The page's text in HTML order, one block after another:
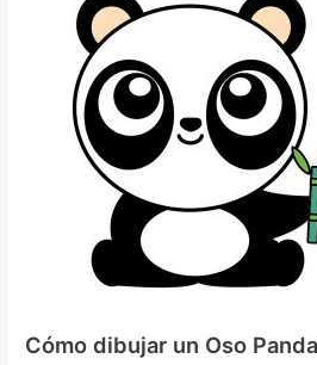
Cómo dibujar un Oso